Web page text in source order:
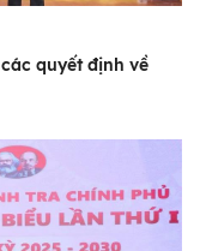
quyết định về